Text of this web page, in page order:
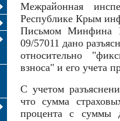
Межрайонная
Республике Крым
Письмом Минфина
09/57011 дано
относительно
взноса" и его учета
С учетом
что сумма
процента с суммы